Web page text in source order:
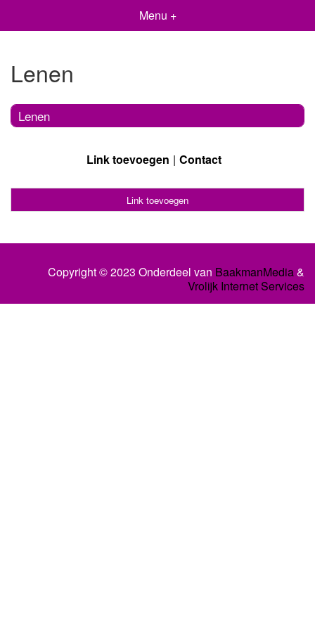
Menu +
Lenen
Lenen
Link toevoegen Contact
Link toevoegen
Copyright © 2023 Onderdeel van BaakmanMedia&
Vrolijk Internet Services